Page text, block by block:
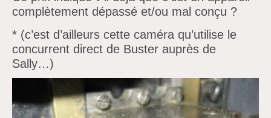
complètement dépassé et/ou mal conçu ?
* (c’est d’ailleurs cette caméra qu’utilise le
concurrent direct de Buster auprès de
Sally…)